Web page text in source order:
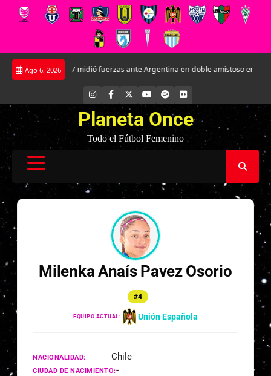
Saltar
Ago 6, 2026
La Roja Sub-17 midió fuerzas ante Argentina en doble amistoso en el CAR
INSTAGRAM
FACEBOOK YOUTUBE
SPOTIFYFLICKR
Planeta Once
Todo el Fútbol Femenino
Milenka Anaís Pavez Osorio
#4
EQUIPO ACTUAL: Unión Española
NACIONALIDAD: Chile
CIUDAD DE NACIMIENTO:-